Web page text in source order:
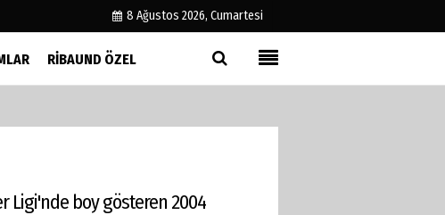
8 Ağustos 2026, Cumartesi
RIBAUND ÖZEL
Ligi'nde boy gösteren 2004